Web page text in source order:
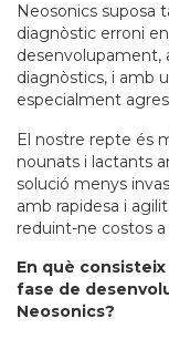
Neosonics suposa
diagnòstic erroni
desenvolupament,
diagnòstics, i amb
especialment
El nostre repte és
nounats i lactants
solució menys
amb rapidesa i
reduint-ne costos a
En què
fase de
Neosonics?